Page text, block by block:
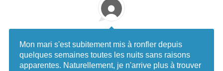
Mon mari s'est subitement mis à ronfler depuis
quelques semaines toutes les nuits sans raisons
apparentes. Naturellement, je n'arrive plus à trouver